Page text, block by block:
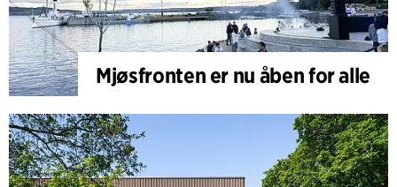
Mjøsfronten er nu åben for alle